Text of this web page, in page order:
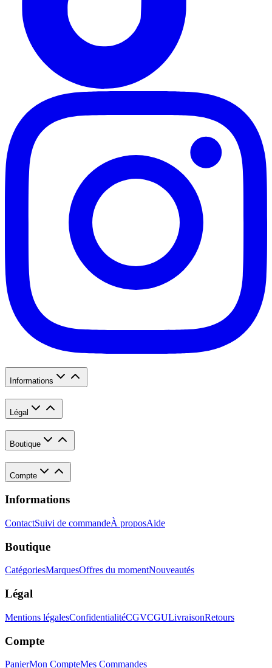
Informations
Légal
Boutique
Compte
Informations
ContactSuivi de commandeÀ proposAide
Boutique
CatégoriesMarquesOffres du momentNouveautés
Légal
Mentions légalesConfidentialitéCGVCGULivraisonRetours
Compte
PanierMon CompteMes Commandes